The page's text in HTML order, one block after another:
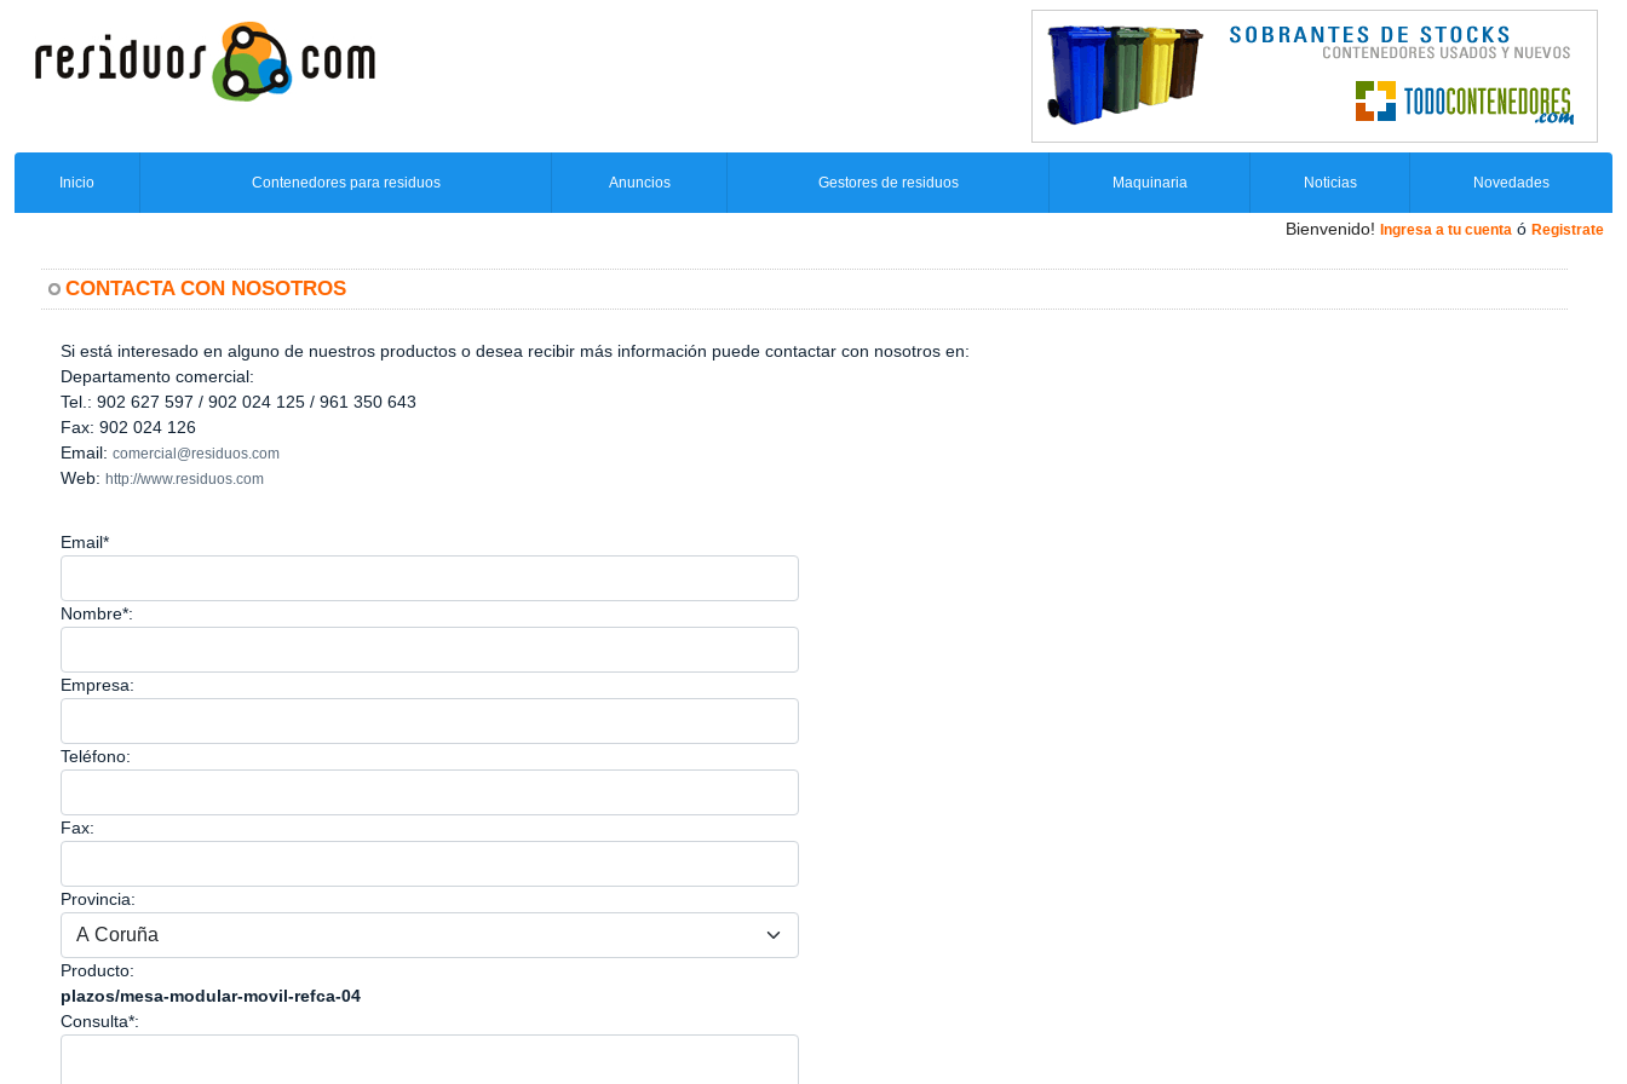
Inicio Contenedores para residuos Anuncios Gestores de residuos Maquinaria Noticias Novedades
Bienvenido! Ingresa a tu cuenta ó Registrate
CONTACTA CON NOSOTROS
Si está interesado en alguno de nuestros productos o desea recibir más información puede contactar con nosotros en:
Departamento comercial:
Tel.: 902 627 597 / 902 024 125 / 961 350 643
Fax: 902 024 126
Email: comercial@residuos.com
Web: http://www.residuos.com
Email*
Nombre*:
Empresa:
Teléfono:
Fax:
Provincia:
Producto:
plazos/mesa-modular-movil-refca-04
Consulta*: